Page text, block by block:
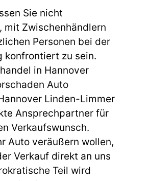
Sie nicht
mit Zwischenhändlern
Personen bei der
konfrontiert zu sein.
in Hannover
Auto
Linden-Limmer
Ansprechpartner für
Verkaufswunsch.
Auto veräußern wollen,
Verkauf direkt an uns
Teil wird